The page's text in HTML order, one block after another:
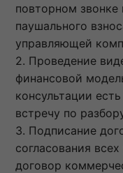
повторном
паушального
управляющей
2. Проведение
финансовой
консультации
встречу по
3. Подписание
согласования
договор